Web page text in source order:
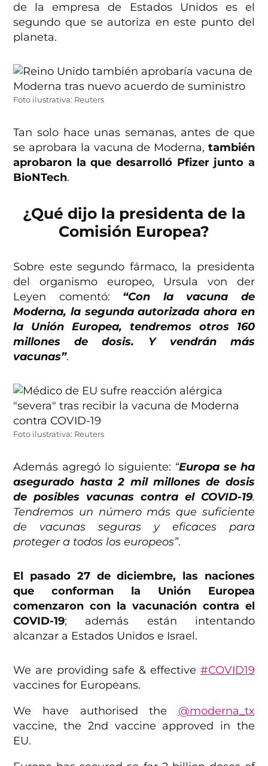
de la empresa de Estados Unidos es el
segundo que se autoriza en este punto del
planeta.
Foto ilustrativa: Reuters
Tan solo hace unas semanas, antes de que
se aprobara la vacuna de Moderna, también
aprobaron la que desarrolló Pfizer junto a
BioNTech.
¿Qué dijo la presidenta de la
Comisión Europea?
Sobre este segundo fármaco, la presidenta
del organismo europeo, Ursula von der
Leyen comentó: “Con la vacuna de
Moderna, la segunda autorizada ahora en
la Unión Europea, tendremos otros 160
millones de dosis. Y vendrán más
vacunas”.
Foto ilustrativa: Reuters
Además agregó lo siguiente: “Europa se ha
asegurado hasta 2 mil millones de dosis
de posibles vacunas contra el COVID-19.
Tendremos un número más que suficiente
de vacunas seguras y eficaces para
proteger a todos los europeos”.
El pasado 27 de diciembre, las naciones
que conforman la Unión Europea
comenzaron con la vacunación contra el
COVID-19; además están intentando
alcanzar a Estados Unidos e Israel.
We are providing safe & effective #COVID19
vaccines for Europeans.
We have authorised the @moderna_tx
vaccine, the 2nd vaccine approved in the
EU.